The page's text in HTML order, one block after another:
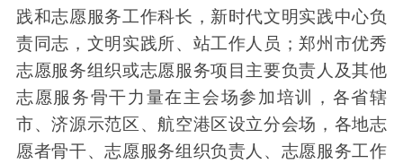
践和志愿服务工作科长，新时代文明实践中心负
责同志，文明实践所、站工作人员；郑州市优秀
志愿服务组织或志愿服务项目主要负责人及其他
志愿服务骨干力量在主会场参加培训，各省辖
市、济源示范区、航空港区设立分会场，各地志
愿者骨干、志愿服务组织负责人、志愿服务工作